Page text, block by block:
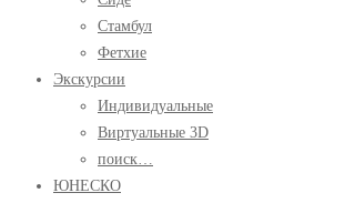
Стамбул
Фетхие
Экскурсии
Индивидуальные
Виртуальные 3D
поиск…
ЮНЕСКО